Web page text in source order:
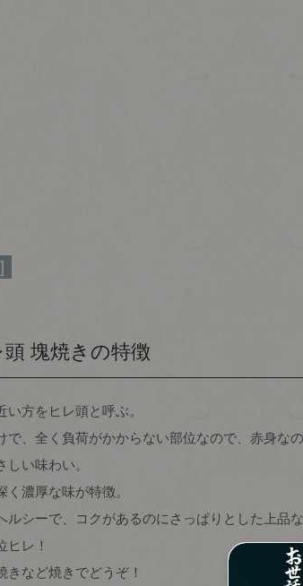
塊焼きの特徴
方をヒレ頭と呼ぶ。
、全く負荷がかからない部位なので、赤身な
い味わい。
濃厚な味が特徴。
シーで、コクがあるのにさっぱりとした上品
ヒレ！
など焼きでどうぞ！